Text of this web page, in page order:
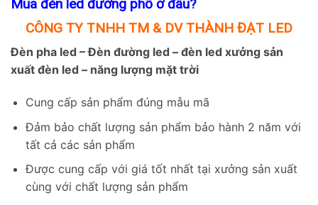
Mua đèn led đường phố ở đâu?
CÔNG TY TNHH TM & DV THÀNH ĐẠT LED
Đèn pha led – Đèn đường led – đèn led xưởng sản
xuất đèn led – năng lượng mặt trời
Cung cấp sản phẩm đúng mẫu mã
Đảm bảo chất lượng sản phẩm bảo hành 2 năm với
tất cả các sản phẩm
Được cung cấp với giá tốt nhất tại xưởng sản xuất
cùng với chất lượng sản phẩm